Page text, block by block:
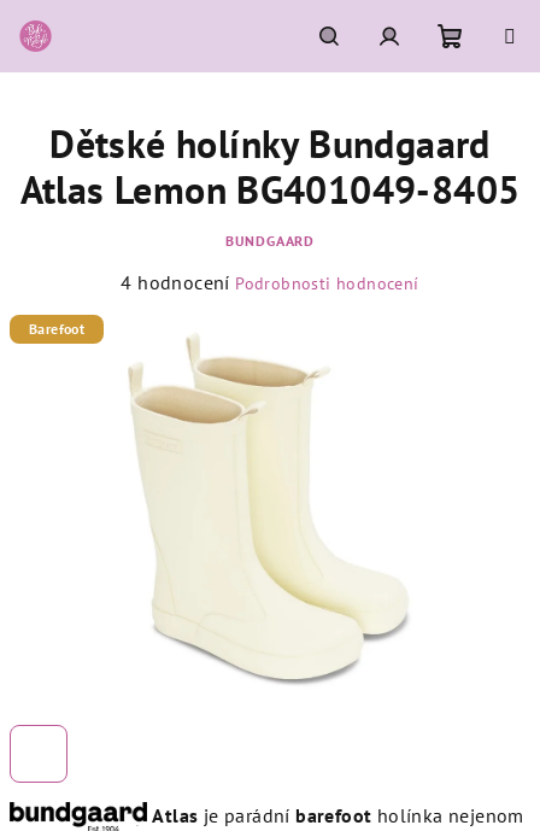
na
obsah
HledatPřihlášeníNákupní
košík
Atlas je parádní barefoot holínka nejenom
Dětské holínky Bundgaard
Atlas Lemon BG401049-8405
BUNDGAARD
Průměrné
produktu
5,0
hvězdiček.
4 hodnocení Podrobnosti hodnocení
Barefoot